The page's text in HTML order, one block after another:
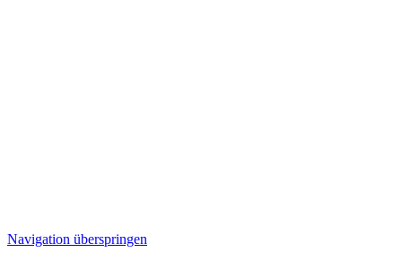
Navigation überspringen